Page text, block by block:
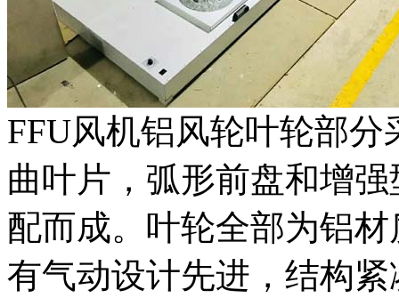
FFU风机铝风轮叶轮部
曲叶片，弧形前盘和增
配而成。叶轮全部为铝
有气动设计先进，结构